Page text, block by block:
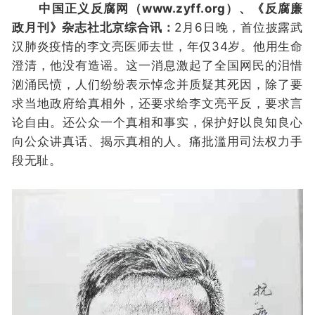
中国正义反腐网（www.zyff.org）、《反腐廉
政月刊》杂志社北京综合讯： 2月6日晚，首位披露武
汉肺炎疫情的李文亮医师去世，年仅34岁。他用生命
澄清，他没有造谣。这一消息激起了全国网民的泪惜
汹涌民愤，人们纷纷表示悼念并质疑其死因，除了要
求当地政府给真相外，还要求给李文亮平反，要求言
论自由。还公众一个真相和事实，保护好以良知良心
向公众讲真话、揭示真相的人。痛批滥用司法权力手
段无耻。